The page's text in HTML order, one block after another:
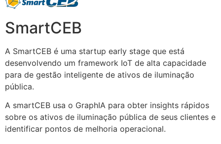
SmartCEB
A SmartCEB é uma startup early stage que está
desenvolvendo um framework IoT de alta capacidade
para de gestão inteligente de ativos de iluminação
pública.
A smartCEB usa o GraphIA para obter insights rápidos
sobre os ativos de iluminação pública de seus clientes e
identificar pontos de melhoria operacional.